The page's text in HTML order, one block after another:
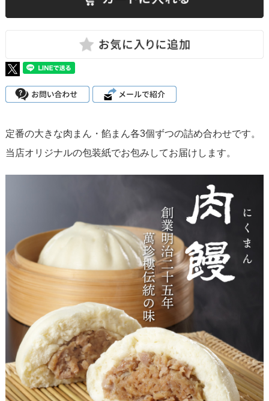
定番の大きな肉まん・餡まん各3個ずつの詰め合わせです。
当店オリジナルの包装紙でお包みしてお届けします。